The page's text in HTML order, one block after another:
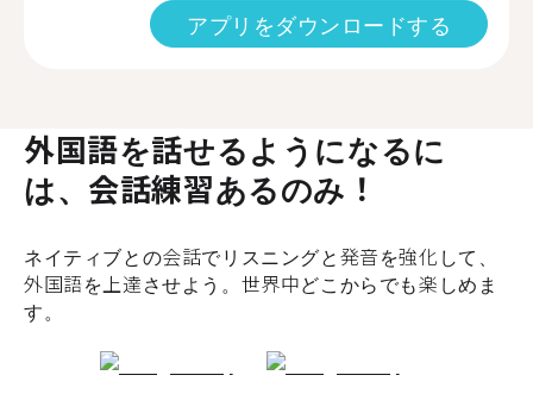
アプリをダウンロードする
外国語を話せるようになるに
は、会話練習あるのみ！
ネイティブとの会話でリスニングと発音を強化して、
外国語を上達させよう。世界中どこからでも楽しめま
す。